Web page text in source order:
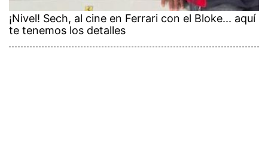
¡Nivel! Sech, al cine en Ferrari con el Bloke... aquí
te tenemos los detalles